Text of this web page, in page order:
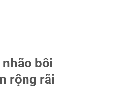
bôi
rộng rãi